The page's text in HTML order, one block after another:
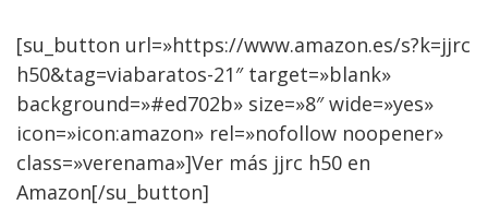
[su_button url=»https://www.amazon.es/s?k=jjrc
h50&tag=viabaratos-21″ target=»blank»
background=»#ed702b» size=»8″ wide=»yes»
icon=»icon:amazon» rel=»nofollow noopener»
class=»verenama»]Ver más jjrc h50 en
Amazon[/su_button]